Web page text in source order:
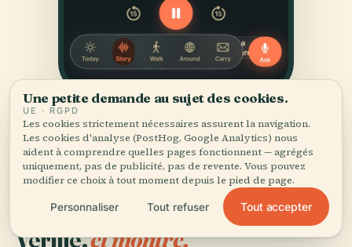
SOURCES
Vérifié,et montré.
Une petite demande au sujet des cookies.
UE · RGPD
Les cookies strictement nécessaires assurent la navigation.
Les cookies d'analyse (PostHog, Google Analytics) nous
aident à comprendre quelles pages fonctionnent — agrégés
uniquement, pas de publicité, pas de revente. Vous pouvez
modifier ce choix à tout moment depuis le pied de page.
Personnaliser Tout refuser Tout accepter